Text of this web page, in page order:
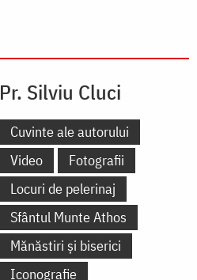
Pr. Silviu Cluci
Cuvinte ale autorului
Video
Fotografii
Locuri de pelerinaj
Sfântul Munte Athos
Mănăstiri și biserici
Iconografie